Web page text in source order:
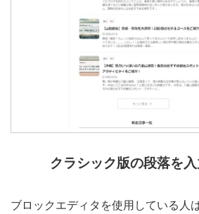
クラシック版の段落を入
ブロックエディタを使用している人